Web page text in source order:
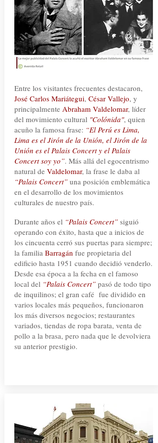
Entre los visitantes frecuentes destacaron,
José Carlos Mariátegui, César Vallejo, y
principalmente Abraham Valdelomar, líder
del movimiento cultural "Colónida", quien
acuño la famosa frase: “El Perú es Lima,
Lima es el Jirón de la Unión, el Jirón de la
Unión es el Palais Concert y el Palais
Concert soy yo”. Más allá del egocentrismo
natural de Valdelomar, la frase le daba al
“Palais Concert” una posición emblemática
en el desarrollo de los movimientos
culturales de nuestro país.
Durante años el “Palais Concert”siguió
operando con éxito, hasta que a inicios de
los cincuenta cerró sus puertas para siempre;
la familia Barragán fue propietaria del
edificio hasta 1951 cuando decidió venderlo.
Desde esa época a la fecha en el famoso
local del “Palais Concert” pasó de todo tipo
de inquilinos; el gran café fue dividido en
varios locales más pequeños, funcionaron
los más diversos negocios; restaurantes
variados, tiendas de ropa barata, venta de
pollo a la brasa, pero nada que le devolviera
su anterior prestigio.